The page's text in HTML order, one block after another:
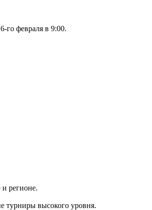
го февраля в 9:00.
и регионе.
турниры высокого уровня.